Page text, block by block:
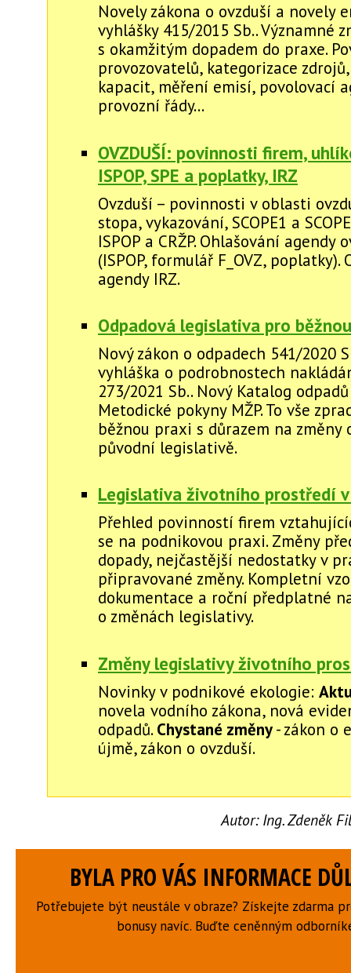
Novely zákona o ovzduší a novely
vyhlášky 415/2015 Sb.. Významné
s okamžitým dopadem do praxe.
provozovatelů, kategorizace
kapacit, měření emisí, povolovací
provozní řády...
OVZDUŠÍ: povinnosti firem,
ISPOP, SPE a poplatky, IRZ
Ovzduší – povinnosti v oblasti
stopa, vykazování, SCOPE1 a
ISPOP a CRŽP. Ohlašování agendy
(ISPOP, formulář F_OVZ, poplatky).
agendy IRZ.
Odpadová legislativa pro
Nový zákon o odpadech 541/2020
vyhláška o podrobnostech
273/2021 Sb.. Nový Katalog odpadů
Metodické pokyny MŽP. To vše
běžnou praxi s důrazem na změny
původní legislativě.
Legislativa životního prostředí
Přehled povinností firem
se na podnikovou praxi. Změny
dopady, nejčastější nedostatky v
připravované změny. Kompletní
dokumentace a roční předplatné
o změnách legislativy.
Změny legislativy životního
Novinky v podnikové ekologie:
novela vodního zákona, nová
odpadů. Chystané změny - zákon o
újmě, zákon o ovzduší.
Autor: Ing. Zdeněk
BYLA PRO VÁS INFORMACE
Potřebujete být neustále v obraze? Získejte zdarma
bonusy navíc. Buďte ceněnným